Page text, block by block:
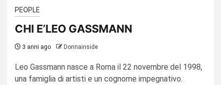
PEOPLE
CHI E’LEO GASSMANN
3 anni ago Donnainside
Leo Gassmann nasce a Roma il 22 novembre del 1998,
una famiglia di artisti e un cognome impegnativo.